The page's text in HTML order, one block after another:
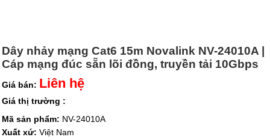
Dây nhảy mạng Cat6 15m Novalink NV-24010A |
Cáp mạng đúc sẵn lõi đồng, truyền tải 10Gbps
Giá bán: Liên hệ
Giá thị trường :
Mã sản phẩm: NV-24010A
Xuất xứ: Việt Nam